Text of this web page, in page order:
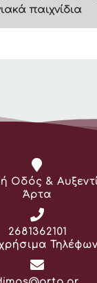
παιχνίδια
Οδός &
Άρτα
Τηλέφωνο:
2681362101